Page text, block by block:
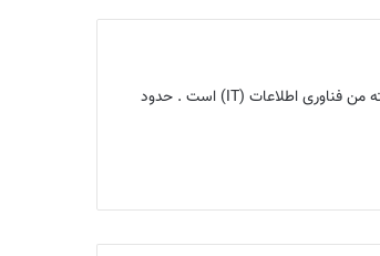
بنیانگذار مجله اینترنتی ماگرتا و متخصص سئو ، کارشناس تولید محتوا ، هم‌چنین ۱۰ سال تجربه سئو ، تحلیل و آنالیز سایت ها را دارم و رشته من فناوری اطلاعات (IT) است . حدود